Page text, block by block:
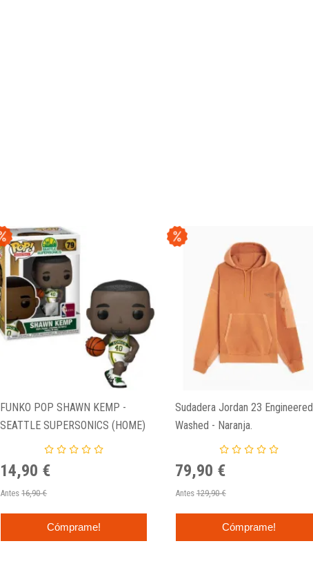
FUNKO POP SHAWN KEMP -
SEATTLE SUPERSONICS (HOME)
14,90 €
Antes 16,90 €
Cómprame!
Sudadera Jordan 23 Engineered
Washed - Naranja.
79,90 €
Antes 129,90 €
Cómprame!